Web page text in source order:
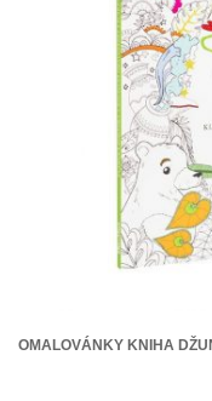
OMALOVÁNKY KNIHA